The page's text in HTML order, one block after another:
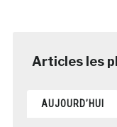
AUJOURD’HUI